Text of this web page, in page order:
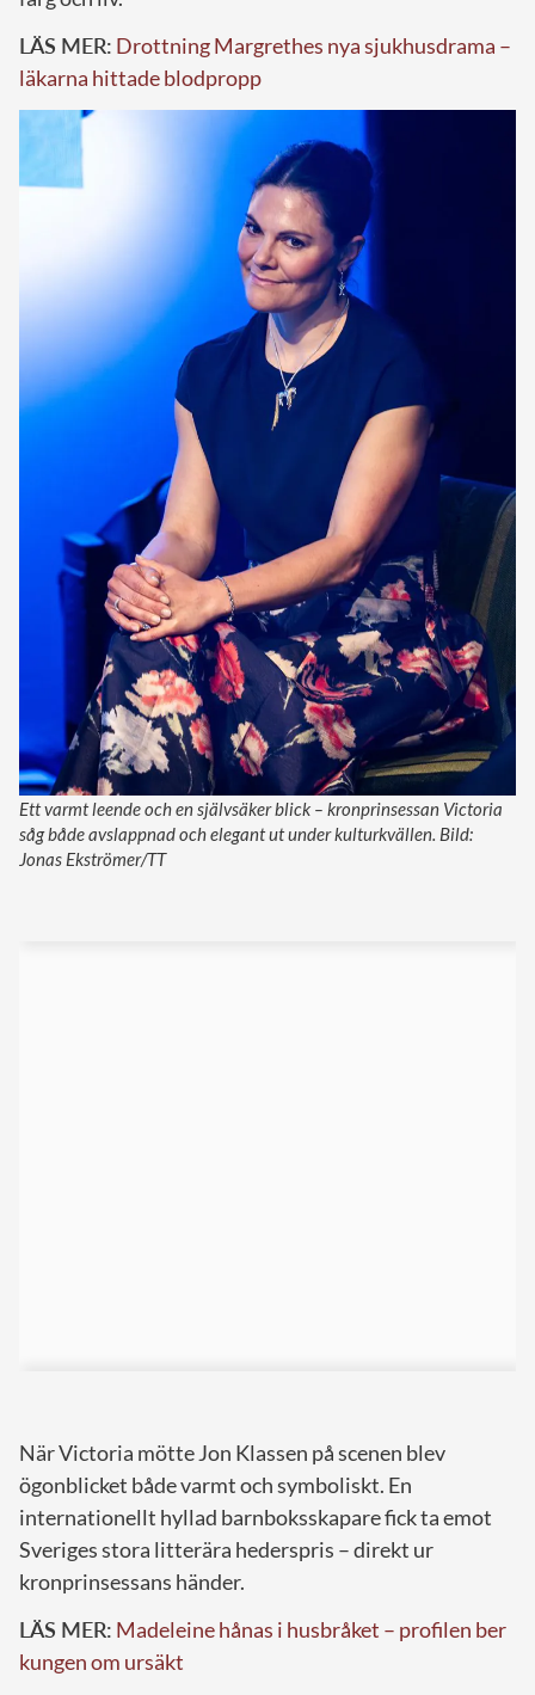
LÄS MER: Drottning Margrethes nya sjukhusdrama –
läkarna hittade blodpropp
Ett varmt leende och en självsäker blick – kronprinsessan Victoria
såg både avslappnad och elegant ut under kulturkvällen. Bild:
Jonas Ekströmer/TT
När Victoria mötte Jon Klassen på scenen blev
ögonblicket både varmt och symboliskt. En
internationellt hyllad barnboksskapare fick ta emot
Sveriges stora litterära hederspris – direkt ur
kronprinsessans händer.
LÄS MER: Madeleine hånas i husbråket – profilen ber
kungen om ursäkt